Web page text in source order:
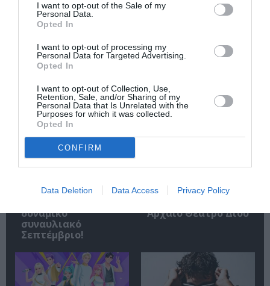
I want to opt-out of the Sale of my
Personal Data.
Opted In
I want to opt-out of processing my
Personal Data for Targeted Advertising.
Opted In
I want to opt-out of Collection, Use,
Retention, Sale, and/or Sharing of my
Personal Data that Is Unrelated with the
Purposes for which it was collected.
Opted In
CONFIRM
Data Deletion Data Access Privacy Policy
Ακολουθήστε το Culturenow.gr
Τεχνόπολη 2026
δυναμικό
συναυλιακό
Σεπτέμβριο!
Νατάσσα
Αρχαίο Θέατρο Δίου